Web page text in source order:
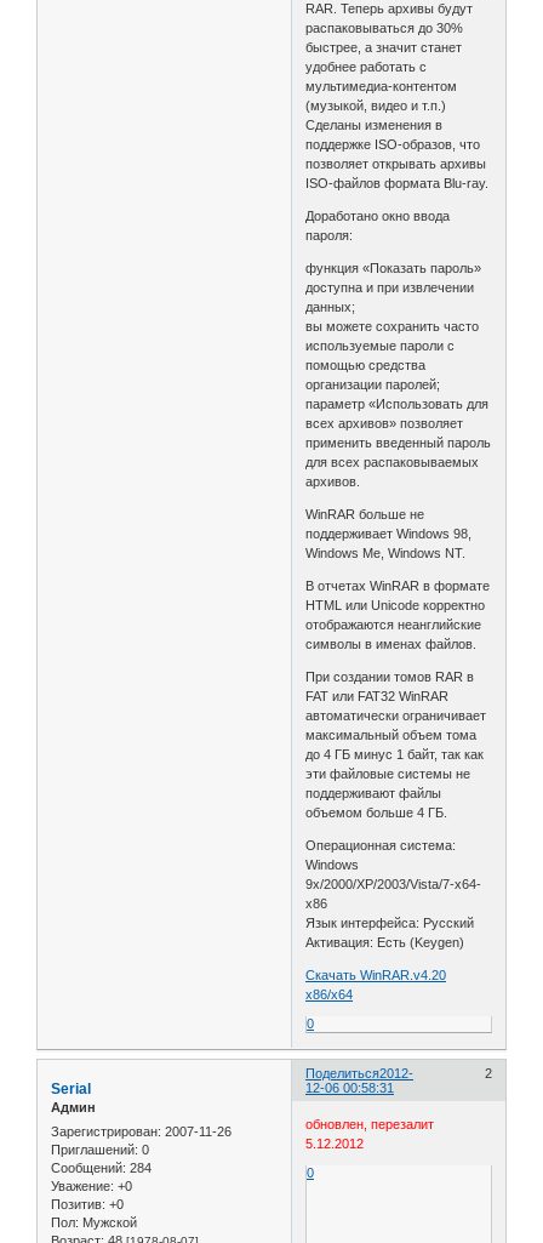
RAR. Теперь архивы будут
распаковываться до 30%
быстрее, а значит станет
удобнее работать с
мультимедиа-контентом
(музыкой, видео и т.п.)
Сделаны изменения в
поддержке ISO-образов, что
позволяет открывать архивы
ISO-файлов формата Blu-ray.
Доработано окно ввода
пароля:
функция «Показать пароль»
доступна и при извлечении
данных;
вы можете сохранить часто
используемые пароли с
помощью средства
организации паролей;
параметр «Использовать для
всех архивов» позволяет
применить введенный пароль
для всех распаковываемых
архивов.
WinRAR больше не
поддерживает Windows 98,
Windows Me, Windows NT.
В отчетах WinRAR в формате
HTML или Unicode корректно
отображаются неанглийские
символы в именах файлов.
При создании томов RAR в
FAT или FAT32 WinRAR
автоматически ограничивает
максимальный объем тома
до 4 ГБ минус 1 байт, так как
эти файловые системы не
поддерживают файлы
объемом больше 4 ГБ.
Операционная система:
Windows
9x/2000/XP/2003/Vista/7-x64-
x86
Язык интерфейса: Русский
Активация: Есть (Keygen)
Скачать WinRAR.v4.20
x86/x64
0
Поделиться 2
2012-
12-06 00:58:31
Serial
Админ
Зарегистрирован: 2007-11-26
Приглашений: 0
Сообщений: 284
Уважение: +0
Позитив: +0
Пол: Мужской
Возраст: 48
обновлен, перезалит
5.12.2012
0